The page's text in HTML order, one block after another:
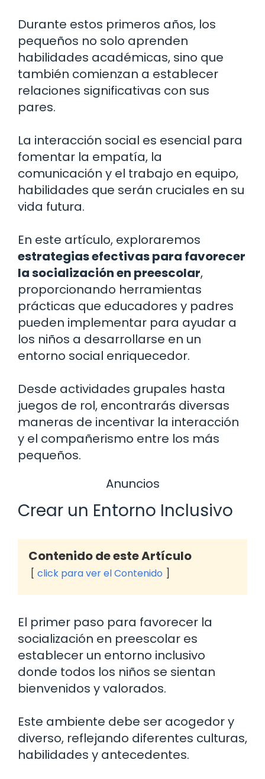
Durante estos primeros años, los
pequeños no solo aprenden
habilidades académicas, sino que
también comienzan a establecer
relaciones significativas con sus
pares.
La interacción social es esencial para
fomentar la empatía, la
comunicación y el trabajo en equipo,
habilidades que serán cruciales en su
vida futura.
En este artículo, exploraremos
estrategias efectivas para favorecer
la socialización en preescolar,
proporcionando herramientas
prácticas que educadores y padres
pueden implementar para ayudar a
los niños a desarrollarse en un
entorno social enriquecedor.
Desde actividades grupales hasta
juegos de rol, encontrarás diversas
maneras de incentivar la interacción
y el compañerismo entre los más
pequeños.
Anuncios
Crear un Entorno Inclusivo
Contenido de este Artículo
click para ver el Contenido
El primer paso para favorecer la
socialización en preescolar es
establecer un entorno inclusivo
donde todos los niños se sientan
bienvenidos y valorados.
Este ambiente debe ser acogedor y
diverso, reflejando diferentes culturas,
habilidades y antecedentes.